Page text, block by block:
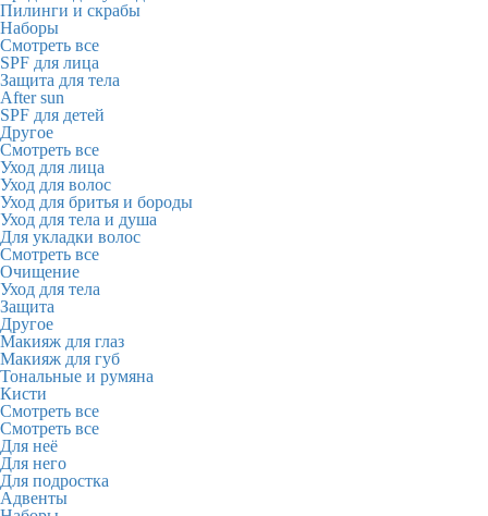
Пилинги и скрабы
Наборы
Смотреть все
SPF для лица
Защита для тела
After sun
SPF для детей
Другое
Смотреть все
Уход для лица
Уход для волос
Уход для бритья и бороды
Уход для тела и душа
Для укладки волос
Смотреть все
Очищение
Уход для тела
Защита
Другое
Макияж для глаз
Макияж для губ
Тональные и румяна
Кисти
Смотреть все
Смотреть все
Для неё
Для него
Для подростка
Адвенты